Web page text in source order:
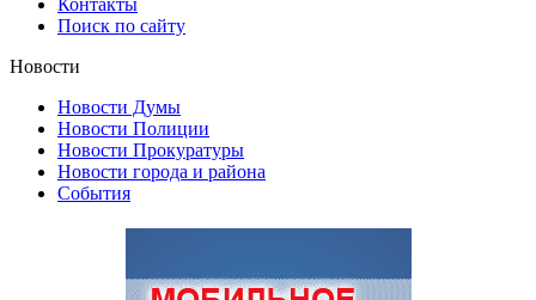
Контакты
Поиск по сайту
Новости
Новости Думы
Новости Полиции
Новости Прокуратуры
Новости города и района
События